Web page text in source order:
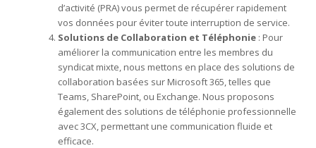
d’activité (PRA) vous permet de récupérer rapidement
vos données pour éviter toute interruption de service.
Solutions de Collaboration et Téléphonie : Pour
améliorer la communication entre les membres du
syndicat mixte, nous mettons en place des solutions de
collaboration basées sur Microsoft 365, telles que
Teams, SharePoint, ou Exchange. Nous proposons
également des solutions de téléphonie professionnelle
avec 3CX, permettant une communication fluide et
efficace.